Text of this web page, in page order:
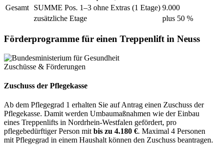
Gesamt
SUMME Pos. 1–3 ohne Extras (1 Etage) 9.000
zusätzliche Etage
plus 50 %
Förderprogramme für einen Treppenlift in Neuss
Zuschüsse & Förderungen
Zuschuss der Pflegekasse
Ab dem Pflegegrad 1 erhalten Sie auf Antrag einen Zuschuss der
Pflegekasse. Damit werden Umbaumaßnahmen wie der Einbau
eines Treppenlifts in Nordrhein-Westfalen gefördert, pro
pflegebedürftiger Person mit bis zu 4.180 €. Maximal 4 Personen
mit Pflegegrad in einem Haushalt können den Zuschuss beantragen.